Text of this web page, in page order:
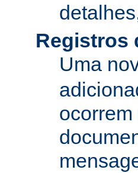
Registros
Uma